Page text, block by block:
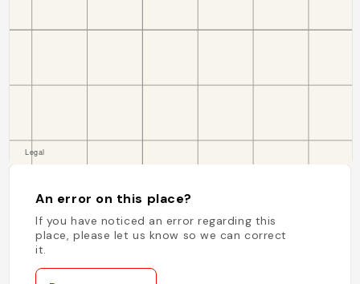
An error on this place?
If you have noticed an error regarding this
place, please let us know so we can correct
it.